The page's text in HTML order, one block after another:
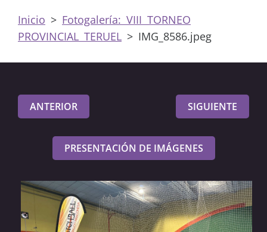
Inicio > Fotogalería: VIII TORNEO
PROVINCIAL TERUEL > IMG_8586.jpeg
ANTERIOR SIGUIENTE
PRESENTACIÓN DE IMÁGENES